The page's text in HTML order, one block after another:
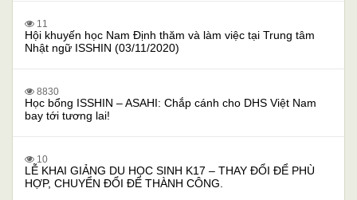
11
Hội khuyến học Nam Định thăm và làm việc tại Trung tâm
Nhật ngữ ISSHIN (03/11/2020)
8830
Học bổng ISSHIN – ASAHI: Chắp cánh cho DHS Việt Nam
bay tới tương lai!
10
LỄ KHAI GIẢNG DU HỌC SINH K17 – THAY ĐỔI ĐỂ PHÙ
HỢP, CHUYỂN ĐỔI ĐỂ THÀNH CÔNG.